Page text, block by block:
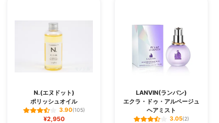
N.(エヌドット)
ポリッシュオイル
3.90(105)
¥2,950
LANVIN(ランバン)
エクラ・ドゥ・アルページュ
ヘアミスト
3.05(2)